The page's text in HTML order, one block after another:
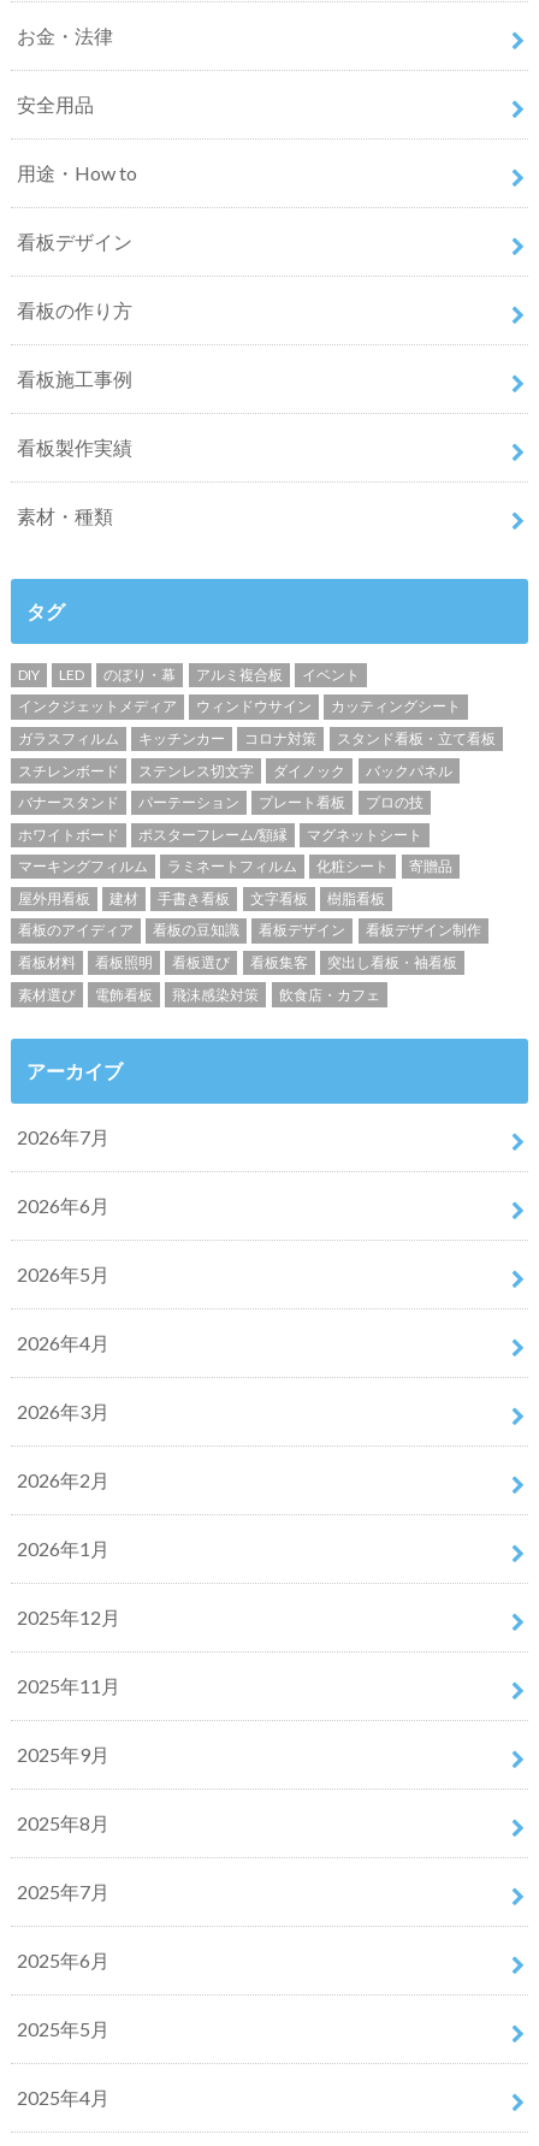
お金・法律
安全用品
用途・How to
看板デザイン
看板の作り方
看板施工事例
看板製作実績
素材・種類
タグ
DIY LED のぼり・幕 アルミ複合板
イベント
インクジェットメディア
ウィンドウサイン
カッティングシート
ガラスフィルム
キッチンカー コロナ対策
スタンド看板・立て看板
スチレンボード
ステンレス切文字 ダイノック
バックパネル
バナースタンド
パーテーション プレート看板
プロの技
ホワイトボード
ポスターフレーム/額縁
マグネットシート
マーキングフィルム
ラミネートフィルム 化粧シート
寄贈品
屋外用看板
建材 手書き看板 文字看板
樹脂看板
看板のアイディア
看板の豆知識 看板デザイン
看板デザイン制作
看板材料
看板照明 看板選び 看板集客
突出し看板・袖看板
素材選び
電飾看板 飛沫感染対策 飲食店・カフェ
アーカイブ
2026年7月
2026年6月
2026年5月
2026年4月
2026年3月
2026年2月
2026年1月
2025年12月
2025年11月
2025年9月
2025年8月
2025年7月
2025年6月
2025年5月
2025年4月